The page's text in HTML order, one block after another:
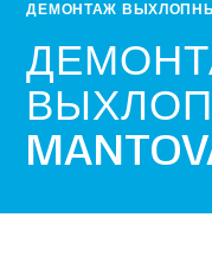
ДЕМОНТАЖ